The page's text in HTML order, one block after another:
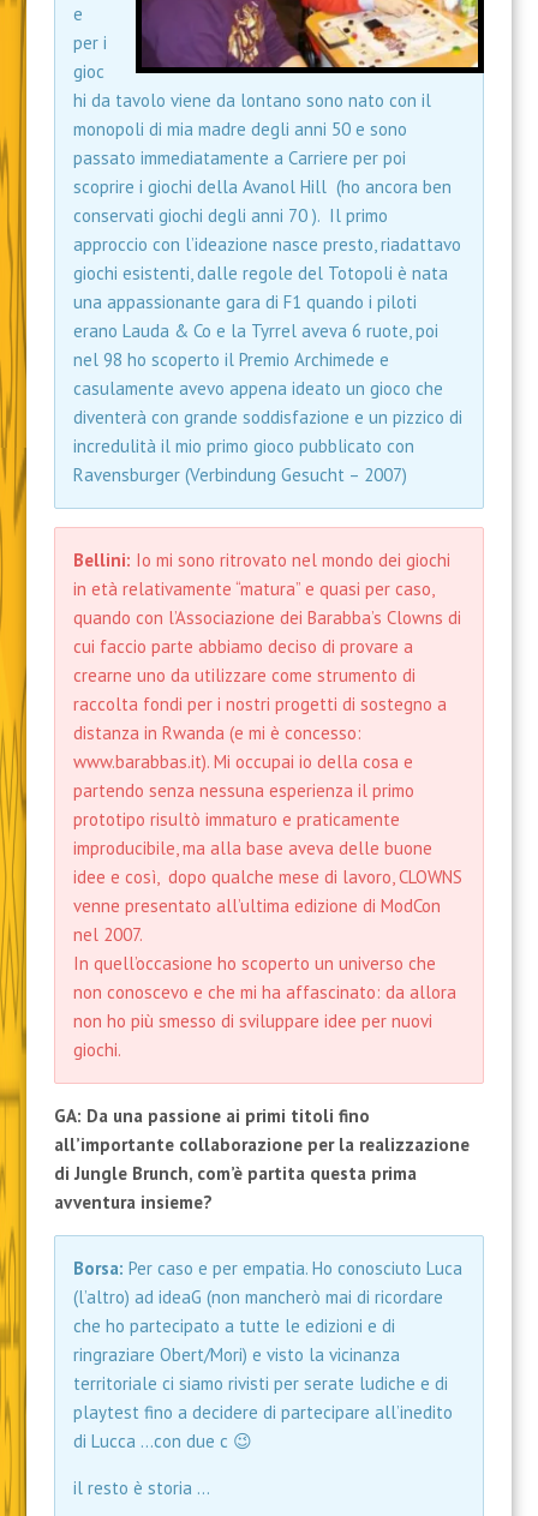
e
per i
gioc
hi da tavolo viene da lontano sono nato con il
monopoli di mia madre degli anni 50 e sono
passato immediatamente a Carriere per poi
scoprire i giochi della Avanol Hill (ho ancora ben
conservati giochi degli anni 70 ). Il primo
approccio con l’ideazione nasce presto, riadattavo
giochi esistenti, dalle regole del Totopoli è nata
una appassionante gara di F1 quando i piloti
erano Lauda & Co e la Tyrrel aveva 6 ruote, poi
nel 98 ho scoperto il Premio Archimede e
casulamente avevo appena ideato un gioco che
diventerà con grande soddisfazione e un pizzico di
incredulità il mio primo gioco pubblicato con
Ravensburger (Verbindung Gesucht – 2007)
Bellini: Io mi sono ritrovato nel mondo dei giochi
in età relativamente “matura” e quasi per caso,
quando con l’Associazione dei Barabba’s Clowns di
cui faccio parte abbiamo deciso di provare a
crearne uno da utilizzare come strumento di
raccolta fondi per i nostri progetti di sostegno a
distanza in Rwanda (e mi è concesso:
www.barabbas.it). Mi occupai io della cosa e
partendo senza nessuna esperienza il primo
prototipo risultò immaturo e praticamente
improducibile, ma alla base aveva delle buone
idee e così, dopo qualche mese di lavoro, CLOWNS
venne presentato all’ultima edizione di ModCon
nel 2007.
In quell’occasione ho scoperto un universo che
non conoscevo e che mi ha affascinato: da allora
non ho più smesso di sviluppare idee per nuovi
giochi.
GA: Da una passione ai primi titoli fino
all’importante collaborazione per la realizzazione
di Jungle Brunch, com’è partita questa prima
avventura insieme?
Borsa: Per caso e per empatia. Ho conosciuto Luca
(l’altro) ad ideaG (non mancherò mai di ricordare
che ho partecipato a tutte le edizioni e di
ringraziare Obert/Mori) e visto la vicinanza
territoriale ci siamo rivisti per serate ludiche e di
playtest fino a decidere di partecipare all’inedito
di Lucca …con due c 😉
il resto è storia …